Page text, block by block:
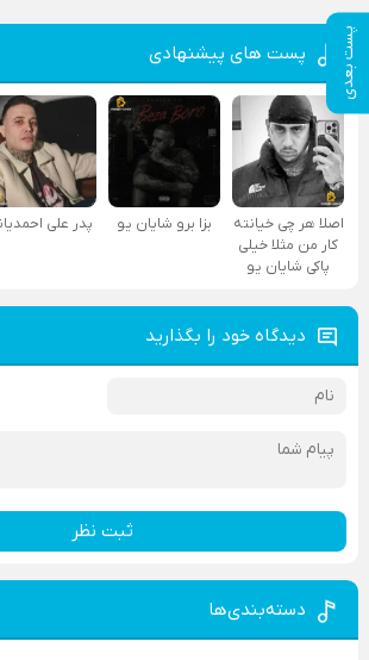
پست بعدی پست های پیشنهادی
اصلا هر چی خیانته
کار من مثلا خیلی
پاکی شایان یو
بزا برو شایان یو پدر علی
دیدگاه خود را بگذارید
ثبت نظر
دسته‌بندی‌ها